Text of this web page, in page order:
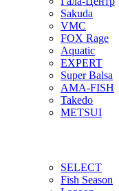
Sakuda
VMC
FOX Rage
Aquatic
EXPERT
Super Balsa
AMA-FISH
Takedo
METSUI
SELECT
Fish Season